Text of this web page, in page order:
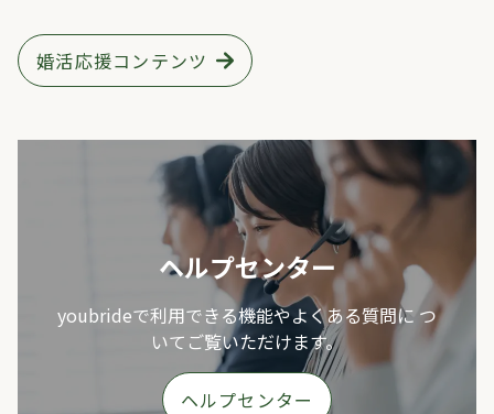
婚活応援コンテンツ
ヘルプセンター
youbrideで利用できる機能やよくある質問に つ
いてご覧いただけます。
ヘルプセンター